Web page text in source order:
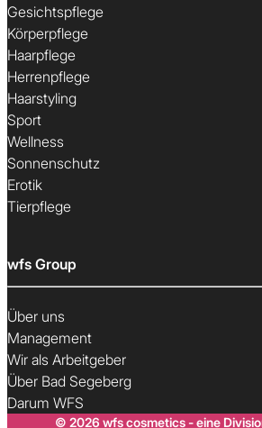
Gesichtspflege
Körperpflege
Haarpflege
Herrenpflege
Haarstyling
Sport
Wellness
Sonnenschutz
Erotik
Tierpflege
wfs Group
Über uns
Management
Wir als Arbeitgeber
Über Bad Segeberg
Darum WFS
© 2026 wfs cosmetics - eine